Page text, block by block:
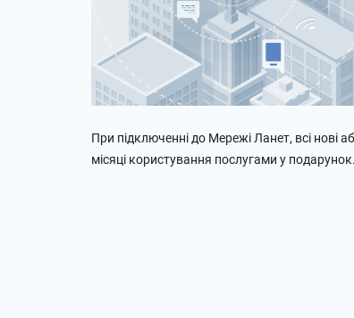
При підключенні до Мережі Ланет, всі
місяці користування послугами у